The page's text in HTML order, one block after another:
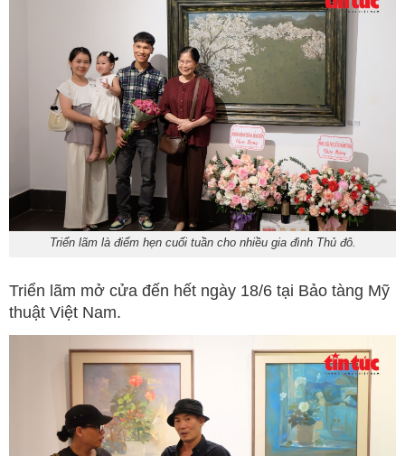
Triển lãm là điểm hẹn cuối tuần cho nhiều gia đình Thủ đô.
Triển lãm mở cửa đến hết ngày 18/6 tại Bảo tàng Mỹ
thuật Việt Nam.